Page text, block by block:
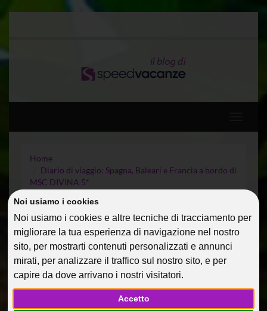
Noi usiamo i cookies
Noi usiamo i cookies e altre tecniche di tracciamento per
migliorare la tua esperienza di navigazione nel nostro
sito, per mostrarti contenuti personalizzati e annunci
mirati, per analizzare il traffico sul nostro sito, e per
capire da dove arrivano i nostri visitatori.
Accetto
Home
Diario di viaggio: Spagna, Baleari e Francia a bordo di
MSC DIVINA 5*
Pugnochiuso 2017 – Diario viaggio Ferragosto
PUGNOCHIUSO 2017 –
DIARIO VIAGGIO
FERRAGOSTO